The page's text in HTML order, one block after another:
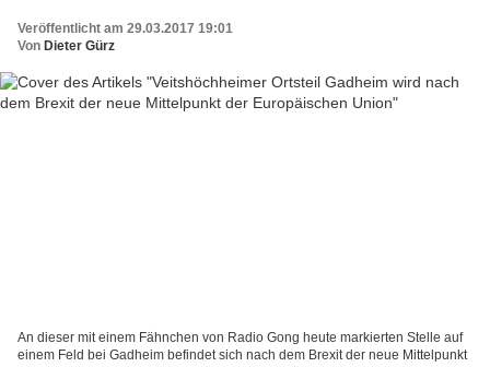
Veröffentlicht am 29.03.2017 19:01
Von Dieter Gürz
An dieser mit einem Fähnchen von Radio Gong heute markierten Stelle auf
einem Feld bei Gadheim befindet sich nach dem Brexit der neue Mittelpunkt